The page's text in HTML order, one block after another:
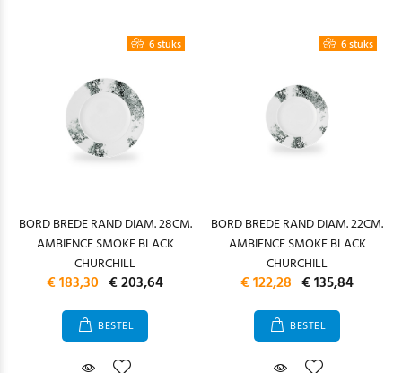
6 stuks
BORD BREDE RAND DIAM. 28CM.
AMBIENCE SMOKE BLACK
CHURCHILL
€ 183,30 € 203,64
BESTEL
6 stuks
BORD BREDE RAND DIAM. 22CM.
AMBIENCE SMOKE BLACK
CHURCHILL
€ 122,28 € 135,84
BESTEL